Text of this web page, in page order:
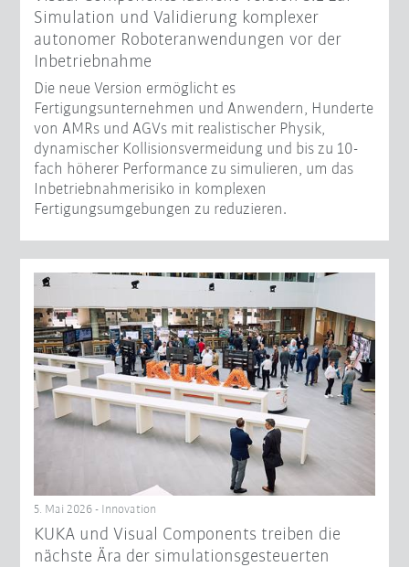
Simulation und Validierung komplexer
autonomer Roboteranwendungen vor der
Inbetriebnahme
Die neue Version ermöglicht es
Fertigungsunternehmen und Anwendern, Hunderte
von AMRs und AGVs mit realistischer Physik,
dynamischer Kollisionsvermeidung und bis zu 10-
fach höherer Performance zu simulieren, um das
Inbetriebnahmerisiko in komplexen
Fertigungsumgebungen zu reduzieren.
5. Mai 2026 - Innovation
KUKA und Visual Components treiben die
nächste Ära der simulationsgesteuerten